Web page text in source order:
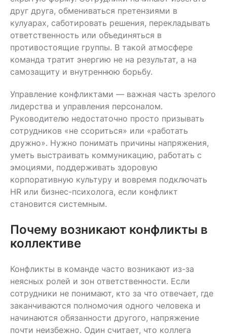
интервенции с быстрым
эффектом.
друг друга, обмениваться претензиями в
кулуарах, саботировать решения, перекладывать
ответственность или объединяться в
противостоящие группы. В такой атмосфере
команда тратит энергию не на результат, а на
самозащиту и внутреннюю борьбу.
Управление конфликтами — важная часть зрелого
лидерства и управления персоналом.
Руководителю недостаточно просто призывать
сотрудников «не ссориться» или «работать
дружно». Нужно понимать причины напряжения,
уметь выстраивать коммуникацию, работать с
эмоциями, поддерживать здоровую
корпоративную культуру и вовремя подключать
HR или бизнес-психолога, если конфликт
становится системным.
Почему возникают конфликты в
коллективе
Конфликты в команде часто возникают из-за
неясных ролей и зон ответственности. Если
сотрудники не понимают, кто за что отвечает, где
заканчиваются полномочия одного человека и
начинаются обязанности другого, напряжение
почти неизбежно. Один считает, что коллега